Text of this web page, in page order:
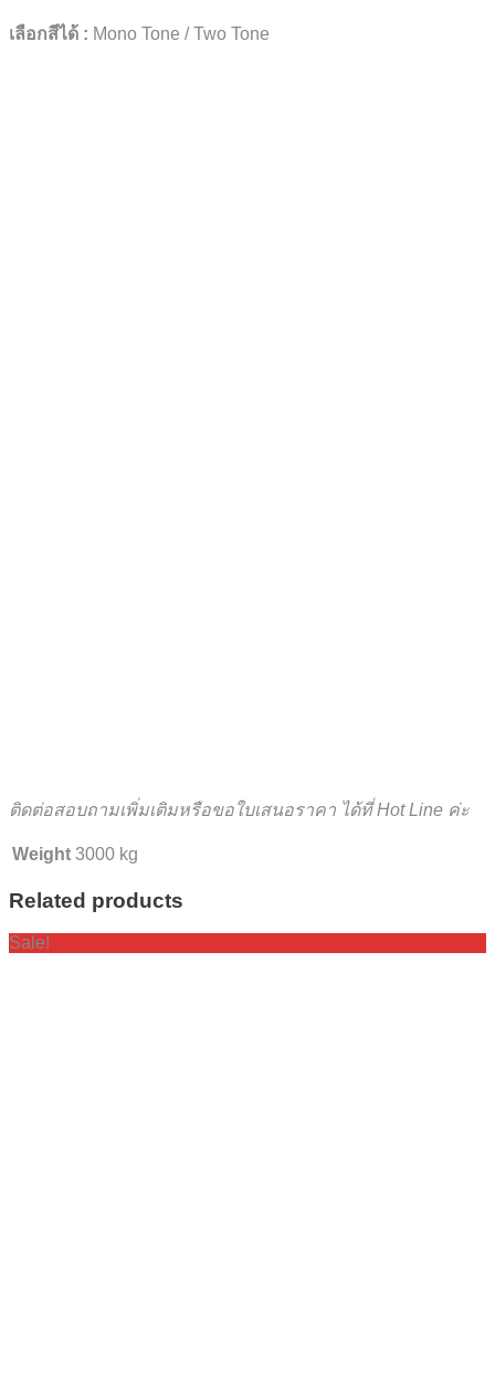
เลือกสีได้ : Mono Tone / Two Tone
ติดต่อสอบถามเพิ่มเติมหรือขอใบเสนอราคา ได้ที่ Hot Line ค่ะ
Weight 3000 kg
Related products
Sale!